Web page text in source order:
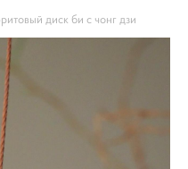
диск би с чонг дзи